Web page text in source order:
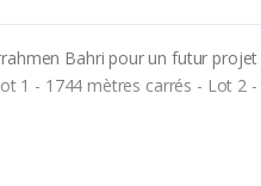
Bahri pour un futur projet
1 - 1744 mètres carrés - Lot 2